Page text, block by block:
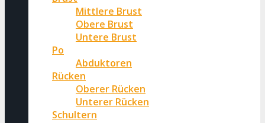
Mittlere Brust
Obere Brust
Untere Brust
Po
Abduktoren
Rücken
Oberer Rücken
Unterer Rücken
Schultern